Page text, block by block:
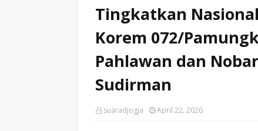
Tingkatkan
Korem 072/
Pahlawan dan
Sudirman
suaradjogja April 22, 2026